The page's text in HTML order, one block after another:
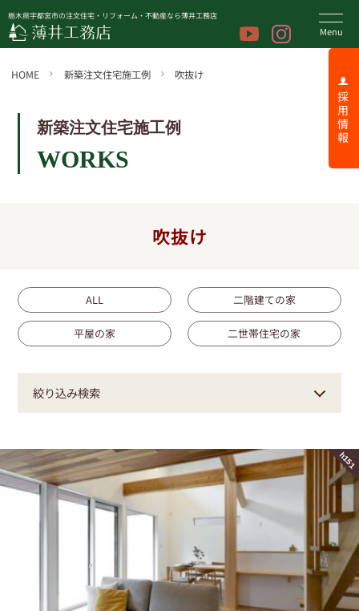
栃木県宇都宮市の注文住宅・リフォーム・不動産なら薄井工務店
採 用 情 報
HOME 新築注文住宅施工例 吹抜け
新築注文住宅施工例
WORKS
吹抜け
ALL 二階建ての家
平屋の家 二世帯住宅の家
絞り込み検索
h151